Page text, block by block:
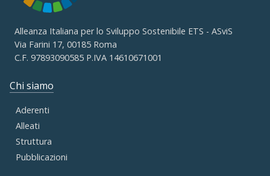
Alleanza Italiana per lo Sviluppo Sostenibile ETS - ASviS
Via Farini 17, 00185 Roma
C.F. 97893090585 P.IVA 14610671001
Chi siamo
Aderenti
Alleati
Struttura
Pubblicazioni